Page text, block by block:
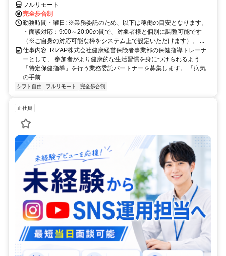
方以降の数時間だけ」など、生活リズムに合わせた時間調整が可能で
す。1件ごとの成果報酬型だから、頑張った分だけ手応えのある収入
に。充実のサポート体制で、安心の在宅ワークを始めませんか？
フルリモート
完全歩合制
勤務時間・曜日: ※業務委託のため、以下は稼働の目安となります。
・面談対応：9:00～20:00の間で、対象者様と個別に調整可能です
（※ご自身の対応可能な枠をシステム上で設定いただけます）。 ...
仕事内容: RIZAP株式会社健康経営保険者事業部の保健指導トレーナ
ーとして、 参加者がより健康的な生活習慣を身につけられるよう
「特定保健指導」を行う業務委託パートナーを募集します。 「病気
の手前...
シフト自由 フルリモート 完全歩合制
正社員